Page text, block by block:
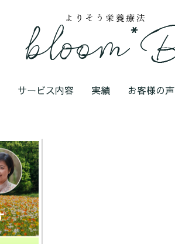
サービス内容 実績 お客様の声